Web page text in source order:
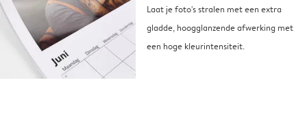
Laat je foto's stralen met een extra
gladde, hoogglanzende afwerking met
een hoge kleurintensiteit.